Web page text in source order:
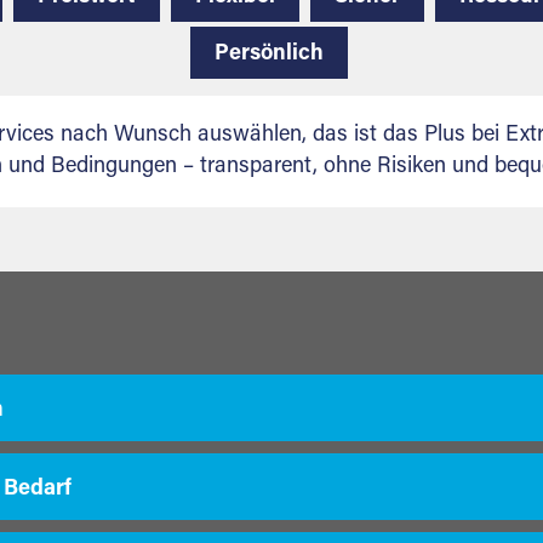
Persönlich
nach Wunsch auswählen, das ist das Plus bei
und Bedingungen – transparent, ohne Risiken und
Bedarf